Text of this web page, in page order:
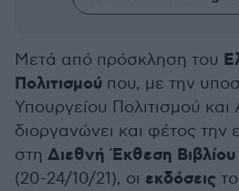
Μετά από πρόσκληση του
Πολιτισμού που, με την
Υπουργείου Πολιτισμού και
διοργανώνει και φέτος την
στη Διεθνή Έκθεση
(20-24/10/21), οι εκδόσεις